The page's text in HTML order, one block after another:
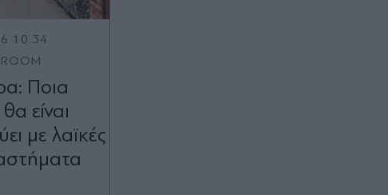
10:34
Ποια
είναι
με λαϊκές